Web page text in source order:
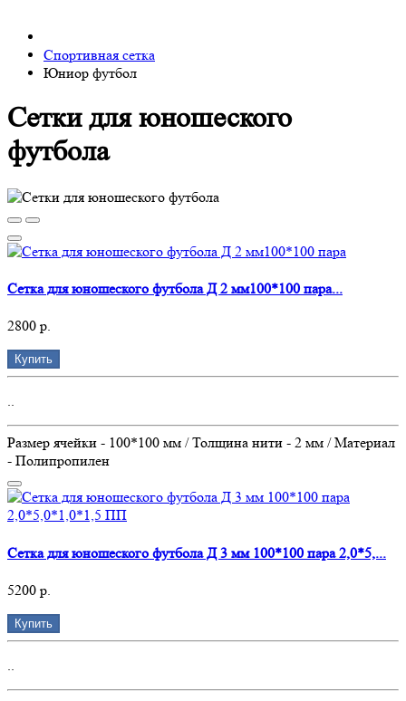
Спортивная сетка
Юниор футбол
Сетки для юношеского
футбола
Сетка для юношеского футбола Д 2 мм100*100 пара...
2800 р.
Купить
..
Размер ячейки - 100*100 мм / Толщина нити - 2 мм / Материал
- Полипропилен
Сетка для юношеского футбола Д 3 мм 100*100 пара 2,0*5,...
5200 р.
Купить
..